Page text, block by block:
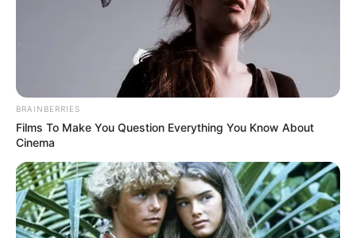
ΑΠΟ ΣΗΜΕΡΑ, ΤΙΠΟΤΑ ΔΕΝ ΕΙΝΑΙ...
Το Κογκρέσο υπονοεί ότι τα
UFO δεν έχουν ανθρώπινη
προέλευση
Hoaxes!”
BRAINBERRIES
Films To Make You Question Everything You Know About
Cinema